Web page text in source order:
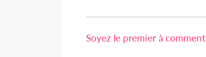
Soyez le premier à